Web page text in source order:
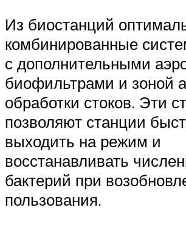
Из биостанций
комбинированные
с дополнительными
биофильтрами и зоной
обработки стоков. Эти
позволяют станции
выходить на режим и
восстанавливать
бактерий при
пользования.